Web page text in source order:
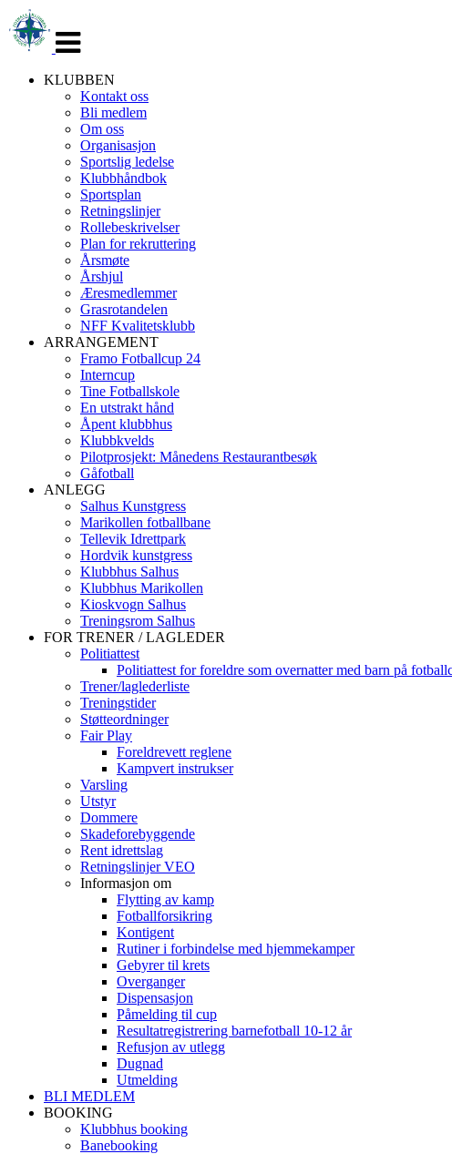
navigasjon
KLUBBEN
Kontakt oss
Bli medlem
Om oss
Organisasjon
Sportslig ledelse
Klubbhåndbok
Sportsplan
Retningslinjer
Rollebeskrivelser
Plan for rekruttering
Årsmøte
Årshjul
Æresmedlemmer
Grasrotandelen
NFF Kvalitetsklubb
ARRANGEMENT
Framo Fotballcup 24
Interncup
Tine Fotballskole
En utstrakt hånd
Åpent klubbhus
Klubbkvelds
Pilotprosjekt: Månedens Restaurantbesøk
Gåfotball
ANLEGG
Salhus Kunstgress
Marikollen fotballbane
Tellevik Idrettpark
Hordvik kunstgress
Klubbhus Salhus
Klubbhus Marikollen
Kioskvogn Salhus
Treningsrom Salhus
FOR TRENER / LAGLEDER
Politiattest
Politiattest for foreldre som overnatter med barn på
Trener/laglederliste
Treningstider
Støtteordninger
Fair Play
Foreldrevett reglene
Kampvert instrukser
Varsling
Utstyr
Dommere
Skadeforebyggende
Rent idrettslag
Retningslinjer VEO
Informasjon om
Flytting av kamp
Fotballforsikring
Kontigent
Rutiner i forbindelse med hjemmekamper
Gebyrer til krets
Overganger
Dispensasjon
Påmelding til cup
Resultatregistrering barnefotball 10-12 år
Refusjon av utlegg
Dugnad
Utmelding
BLI MEDLEM
BOOKING
Klubbhus booking
Banebooking